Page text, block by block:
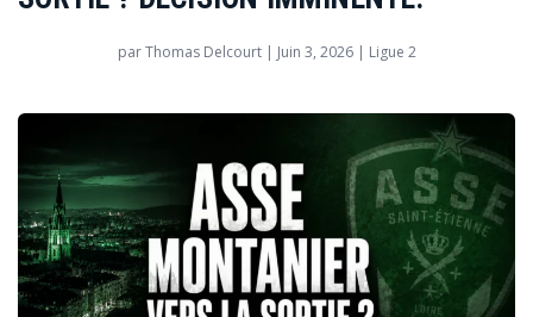
parThomas Delcourt| Juin 3, 2026| Ligue 2